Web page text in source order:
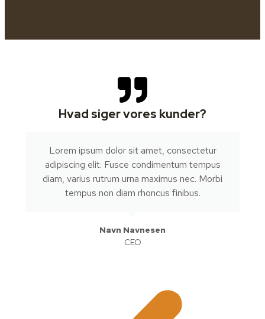
Hvad siger vores kunder?
Lorem ipsum dolor sit amet, consectetur
adipiscing elit. Fusce condimentum tempus
diam, varius rutrum urna maximus nec. Morbi
tempus non diam rhoncus finibus.
Navn Navnesen
CEO